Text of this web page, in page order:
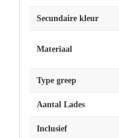
Secundaire kleur
Materiaal
Type greep
Aantal Lades
Inclusief